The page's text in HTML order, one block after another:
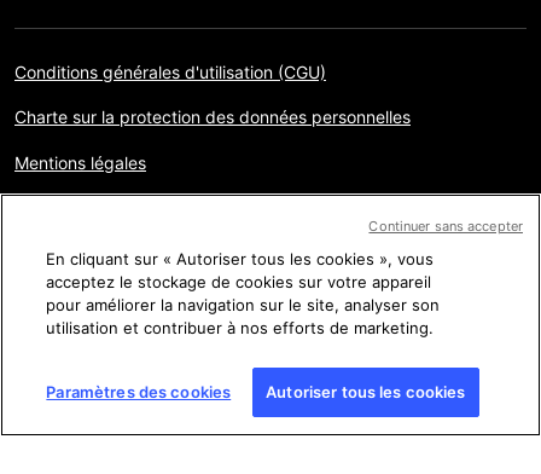
Conditions générales d'utilisation (CGU)
Charte sur la protection des données personnelles
Mentions légales
Plan du site
Copyright © AFP 2017-2026. Droits de reproduction
et utiliser les fonctionnalités de partage proposées pour un
usage personnel. Sous cette seule réserve, toute reproduction,
En cliquant sur « Autoriser tous les cookies », vous
acceptez le stockage de cookies sur votre appareil
pour améliorer la navigation sur le site, analyser son
utilisation et contribuer à nos efforts de marketing.
Paramètres des cookies Autoriser tous les cookies
Continuer sans accepter